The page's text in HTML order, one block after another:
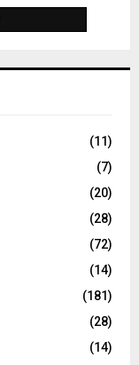
(11)
(7)
(20)
(28)
(72)
(14)
(181)
(28)
(14)